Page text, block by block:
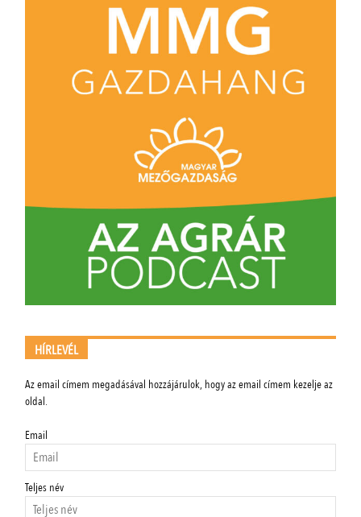
HÍRLEVÉL
Az email címem megadásával hozzájárulok, hogy az email címem kezelje az
oldal.
Email
Teljes név